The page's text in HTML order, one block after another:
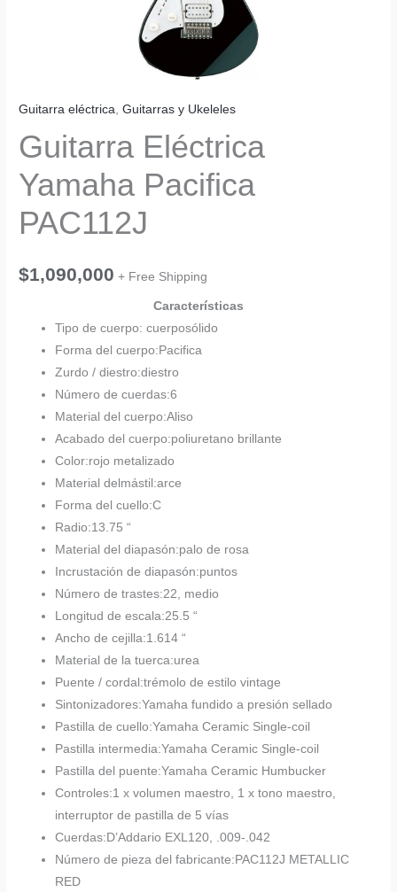
Guitarra eléctrica,Guitarras y Ukeleles
Guitarra Eléctrica
Yamaha Pacifica
PAC112J
$1,090,000 + Free Shipping
Características
Tipo de cuerpo: cuerposólido
Forma del cuerpo: Pacifica
Zurdo / diestro:diestro
Número de cuerdas:6
Material del cuerpo:Aliso
Acabado del cuerpo:poliuretano brillante
Color:rojo metalizado
Material del mástil :arce
Forma del cuello:C
Radio:13.75 “
Material del diapasón:palo de rosa
Incrustación de diapasón:puntos
Número de trastes:22, medio
Longitud de escala:25.5 “
Ancho de cejilla:1.614 “
Material de la tuerca:urea
Puente / cordal:trémolo de estilo vintage
Sintonizadores:Yamaha fundido a presión sellado
Pastilla de cuello:Yamaha Ceramic Single-coil
Pastilla intermedia:Yamaha Ceramic Single-coil
Pastilla del puente:Yamaha Ceramic Humbucker
Controles:1 x volumen maestro, 1 x tono maestro,
interruptor de pastilla de 5 vías
Cuerdas: D’Addario EXL120, .009-.042
Número de pieza del fabricante: PAC112J METALLIC
RED